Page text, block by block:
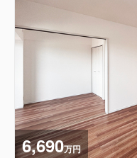
6,690万円